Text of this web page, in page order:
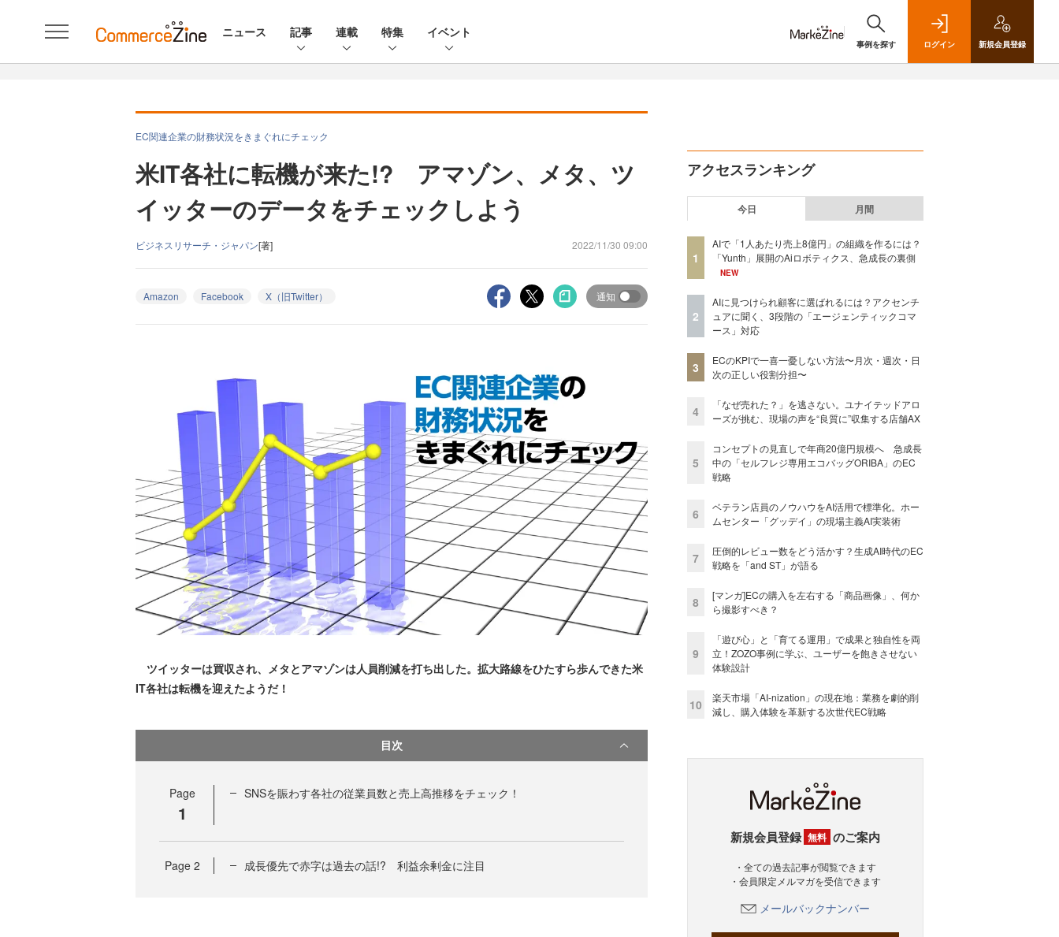
ニュース 記事 連載 特集 イベント
事例を探す ログイン 新規会員登録
EC関連企業の財務状況をきまぐれにチェック
米IT各社に転機が来た!? アマゾン、メタ、ツ
イッターのデータをチェックしよう
ビジネスリサーチ・ジャパン[著] 2022/11/30 09:00
Amazon Facebook X（旧Twitter） 通知
ツイッターは買収され、メタとアマゾンは人員削減を打ち出した。拡大路線をひたすら歩んできた米
IT各社は転機を迎えたようだ！
目次
Page
1
SNSを賑わす各社の従業員数と売上高推移をチェック！
Page 2 成長優先で赤字は過去の話!? 利益余剰金に注目
アクセスランキング
今日 月間
1
AIで「1人あたり売上8億円」の組織を作るには？
「Yunth」展開のAiロボティクス、急成長の裏側
NEW
2
AIに見つけられ顧客に選ばれるには？アクセンチ
ュアに聞く、3段階の「エージェンティックコマ
ース」対応
3
ECのKPIで一喜一憂しない方法〜月次・週次・日
次の正しい役割分担〜
4
「なぜ売れた？」を逃さない。ユナイテッドアロ
ーズが挑む、現場の声を“良質に”収集する店舗AX
5
コンセプトの見直しで年商20億円規模へ 急成長
中の「セルフレジ専用エコバッグORIBA」のEC
戦略
6
ベテラン店員のノウハウをAI活用で標準化。ホー
ムセンター「グッデイ」の現場主義AI実装術
7
圧倒的レビュー数をどう活かす？生成AI時代のEC
戦略を「and ST」が語る
8
[マンガ]ECの購入を左右する「商品画像」、何か
ら撮影すべき？
9
「遊び心」と「育てる運用」で成果と独自性を両
立！ZOZO事例に学ぶ、ユーザーを飽きさせない
体験設計
10
楽天市場「AI-nization」の現在地：業務を劇的削
減し、購入体験を革新する次世代EC戦略
新規会員登録 無料 のご案内
・全ての過去記事が閲覧できます
・会員限定メルマガを受信できます
メールバックナンバー